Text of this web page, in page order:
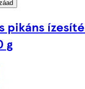
pikáns
g